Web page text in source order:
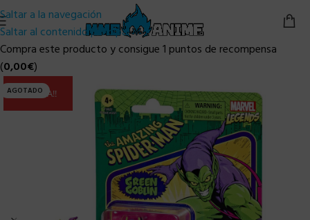
Saltar a la navegación
Saltar al contenido principal
Compra este producto y consigue 1 puntos de recompensa
(0,00€)
AGOTADO
ULTIMA!!